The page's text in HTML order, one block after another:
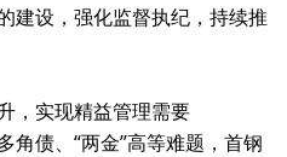
建设，强化监督执纪，持续推
，实现精益管理需要
角债、“两金”高等难题，首钢